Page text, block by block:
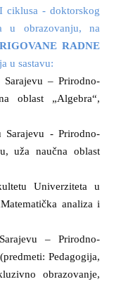
ciklusa - doktorskog
u obrazovanju, na
RADNE
u sastavu:
Sarajevu – Prirodno-
oblast „Algebra“,
Sarajevu - Prirodno-
uža naučna oblast
Univerziteta u
analiza i
– Prirodno-
Pedagogija,
obrazovanje,